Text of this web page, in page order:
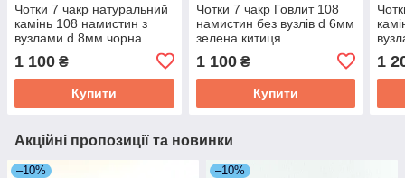
Чотки 7 чакр натуральний
камінь 108 намистин з
вузлами d 8мм чорна
1 100 ₴
Купити
Чотки 7 чакр Говлит 108
намистин без вузлів d 6мм
зелена китиця
1 100₴
Купити
1
Акційні пропозиції та новинки
–10% –10%